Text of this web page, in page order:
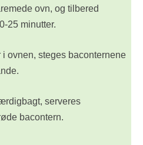
ovn, og tilbered
25 minutter.
ovnen, steges baconternene
serveres
bacontern.